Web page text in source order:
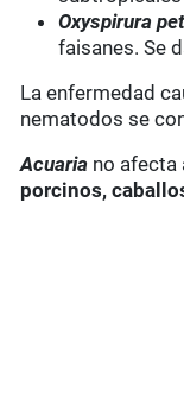
Oxyspirura
faisanes. Se
La enfermedad
nematodos se
Acuaria no afecta
porcinos,